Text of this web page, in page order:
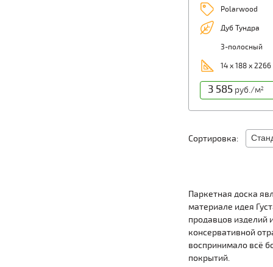
Polarwood
Дуб Тундра
3-полосный
14 х 188 х 2266
3 585руб./м2
Сортировка:
Паркетная доска
материале идея
продавцов изделий
консервативной
воспринимало всё
покрытий.